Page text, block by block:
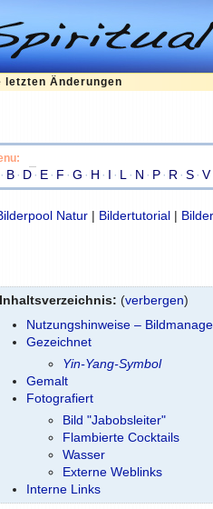
letzten Änderungen
· B· D· E· F · G · H · I · L · N · P· R · S· V
Natur| Bildertutorial|
Inhaltsverzeichnis: (verbergen)
Nutzungshinweise –
Gezeichnet
Yin-Yang-Symbol
Gemalt
Fotografiert
Bild "Jabobsleiter"
Flambierte Cocktails
Wasser
Externe Weblinks
Interne Links